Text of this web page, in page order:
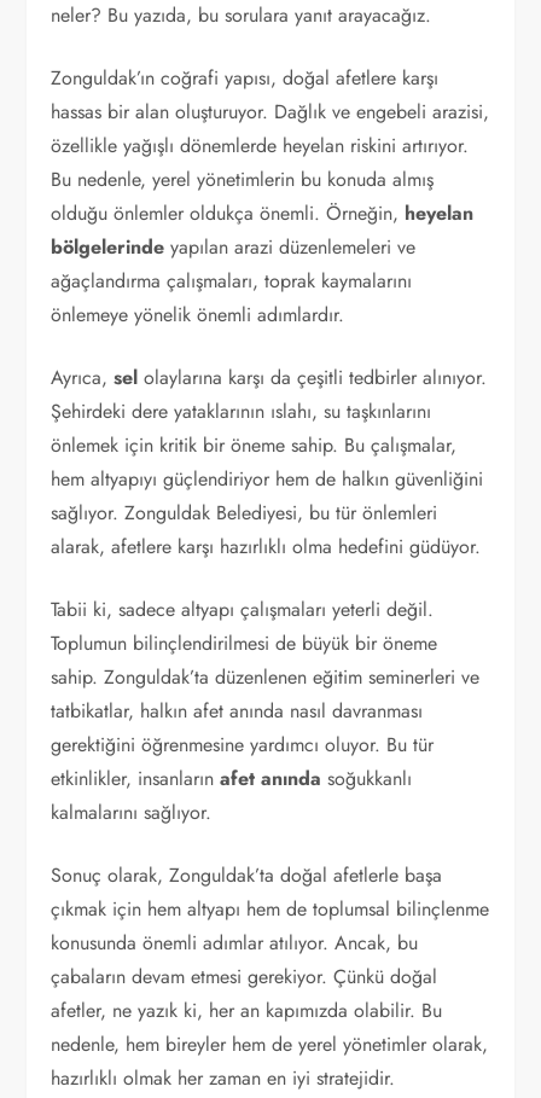
neler? Bu yazıda, bu sorulara yanıt arayacağız.
Zonguldak’ın coğrafi yapısı, doğal afetlere karşı
hassas bir alan oluşturuyor. Dağlık ve engebeli arazisi,
özellikle yağışlı dönemlerde heyelan riskini artırıyor.
Bu nedenle, yerel yönetimlerin bu konuda almış
olduğu önlemler oldukça önemli. Örneğin, heyelan
bölgelerinde yapılan arazi düzenlemeleri ve
ağaçlandırma çalışmaları, toprak kaymalarını
önlemeye yönelik önemli adımlardır.
Ayrıca,sel olaylarına karşı da çeşitli tedbirler alınıyor.
Şehirdeki dere yataklarının ıslahı, su taşkınlarını
önlemek için kritik bir öneme sahip. Bu çalışmalar,
hem altyapıyı güçlendiriyor hem de halkın güvenliğini
sağlıyor. Zonguldak Belediyesi, bu tür önlemleri
alarak, afetlere karşı hazırlıklı olma hedefini güdüyor.
Tabii ki, sadece altyapı çalışmaları yeterli değil.
Toplumun bilinçlendirilmesi de büyük bir öneme
sahip. Zonguldak’ta düzenlenen eğitim seminerleri ve
tatbikatlar, halkın afet anında nasıl davranması
gerektiğini öğrenmesine yardımcı oluyor. Bu tür
etkinlikler, insanlarınafet anında soğukkanlı
kalmalarını sağlıyor.
Sonuç olarak, Zonguldak’ta doğal afetlerle başa
çıkmak için hem altyapı hem de toplumsal bilinçlenme
konusunda önemli adımlar atılıyor. Ancak, bu
çabaların devam etmesi gerekiyor. Çünkü doğal
afetler, ne yazık ki, her an kapımızda olabilir. Bu
nedenle, hem bireyler hem de yerel yönetimler olarak,
hazırlıklı olmak her zaman en iyi stratejidir.